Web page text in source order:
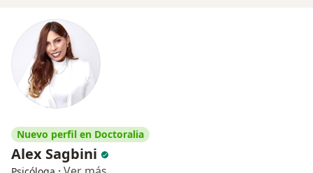
Nuevo perfil en Doctoralia
Alex Sagbini